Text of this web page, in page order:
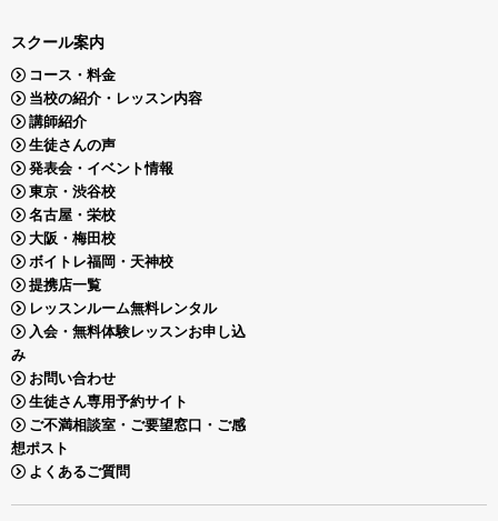
スクール案内
コース・料金
当校の紹介・レッスン内容
講師紹介
生徒さんの声
発表会・イベント情報
東京・渋谷校
名古屋・栄校
大阪・梅田校
ボイトレ福岡・天神校
提携店一覧
レッスンルーム無料レンタル
入会・無料体験レッスンお申し込
み
お問い合わせ
生徒さん専用予約サイト
ご不満相談室・ご要望窓口・ご感
想ポスト
よくあるご質問